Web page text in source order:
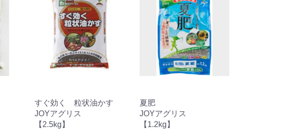
すぐ効く 粒状油かす
JOYアグリス
【2.5kg】
夏肥
JOYアグリス
【1.2kg】